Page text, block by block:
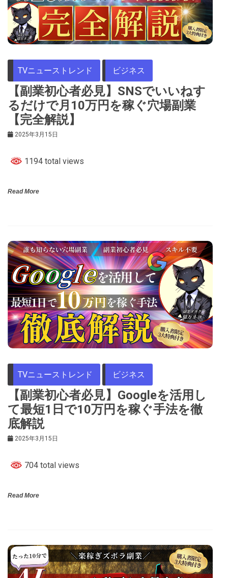
TVニューストレンド ビジネス
【副業初心者必見】SNSでいいねす
るだけで月10万円を稼ぐ穴場副業
【完全解説】
2025年3月15日
1194 total views
Read More
TVニューストレンド ビジネス
【副業初心者必見】Googleを活用し
て最短1日で10万円を稼ぐ手法を徹
底解説
2025年3月15日
704 total views
Read More